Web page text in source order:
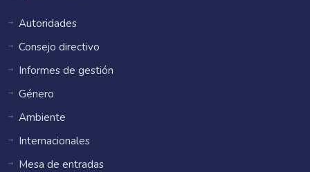
Autoridades
Consejo directivo
Informes de gestión
Género
Ambiente
Internacionales
Mesa de entradas